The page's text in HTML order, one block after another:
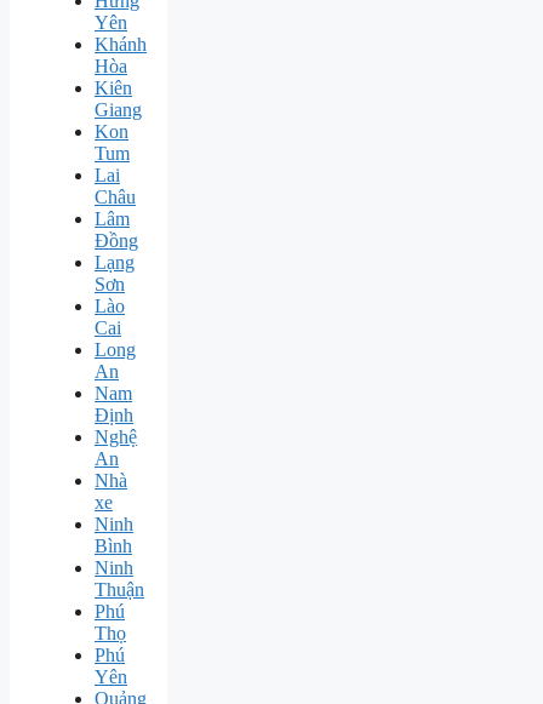
Yên
Khánh
Hòa
Kiên
Giang
Kon
Tum
Lai
Châu
Lâm
Đồng
Lạng
Sơn
Lào
Cai
Long
An
Nam
Định
Nghệ
An
Nhà
xe
Ninh
Bình
Ninh
Thuận
Phú
Thọ
Phú
Yên
Quảng